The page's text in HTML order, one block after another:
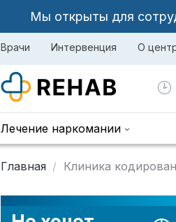
Мы открыты для
Врачи Интервенция О
Лечение наркомании
Главная Клиника